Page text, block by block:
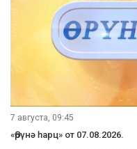
7 августа, 09:45
«Өрүнә һарц» от 07.08.2026.